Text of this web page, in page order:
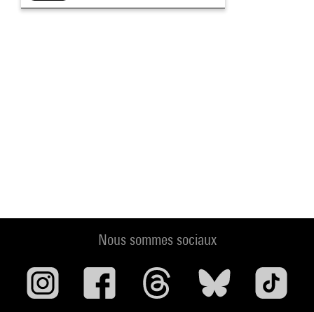
Nous sommes sociaux